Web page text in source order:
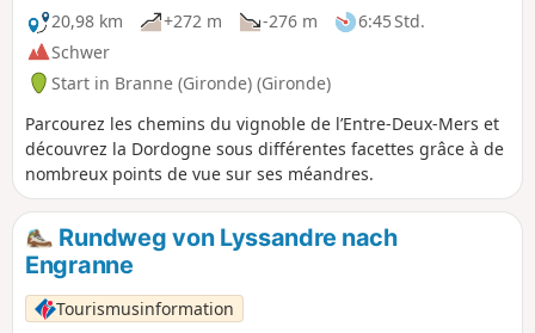
20,98 km
+272 m -276 m
6:45 Std.
Schwer
Start in Branne (Gironde) (Gironde)
Parcourez les chemins du vignoble de l’Entre-Deux-Mers et
découvrez la Dordogne sous différentes facettes grâce à de
nombreux points de vue sur ses méandres.
Rundweg von Lyssandre nach
Engranne
Tourismusinformation